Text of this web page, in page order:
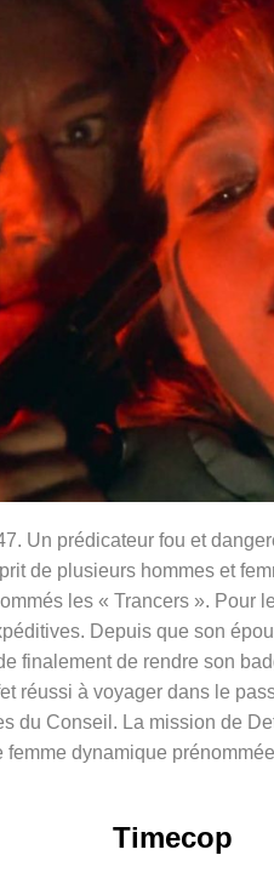
Un prédicateur fou et
de plusieurs hommes et
les « Trancers ». Pour
Depuis que son
finalement de rendre son
réussi à voyager dans le
du Conseil. La mission de
dynamique
Timecop